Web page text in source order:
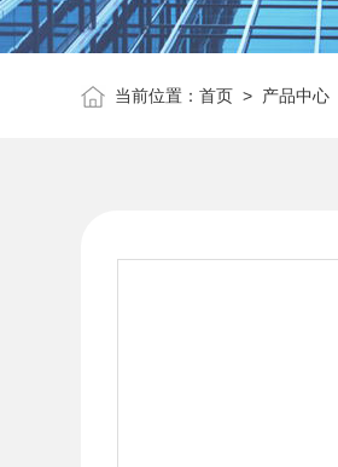
当前位置：首页 > 产品中心